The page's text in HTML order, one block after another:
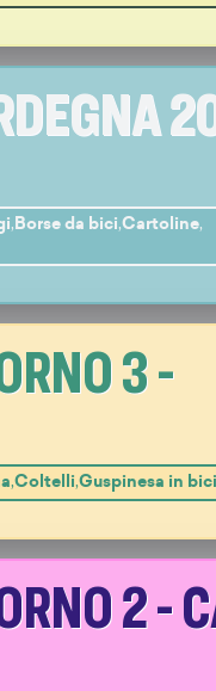
, Borse da bici,Cartoline,
3 -
,Coltelli,Guspinesa in bici
2 -